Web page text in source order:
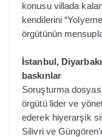
konusu villada
kendilerini
örgütünün
İstanbul,
baskınlar
Soruşturma
örgütü lider ve
ederek hiyerarşik
Silivri ve